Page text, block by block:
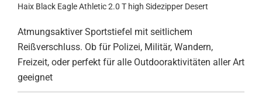
Haix Black Eagle Athletic 2.0 T high Sidezipper Desert
Atmungsaktiver Sportstiefel mit seitlichem
Reißverschluss. Ob für Polizei, Militär, Wandern,
Freizeit, oder perfekt für alle Outdooraktivitäten aller Art
geeignet